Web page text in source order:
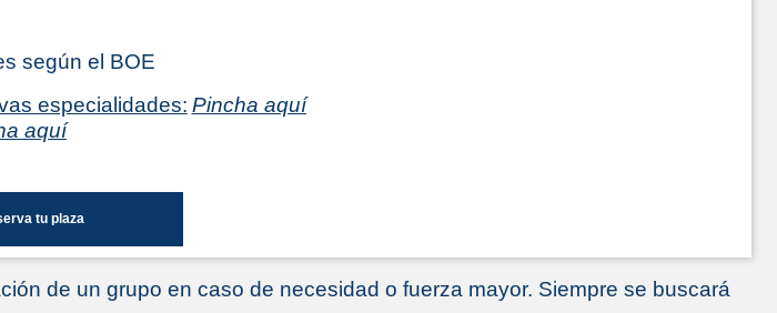
según el BOE
especialidades: Pincha aquí
aquí
tu plaza
de un grupo en caso de necesidad o fuerza mayor. Siempre se buscará